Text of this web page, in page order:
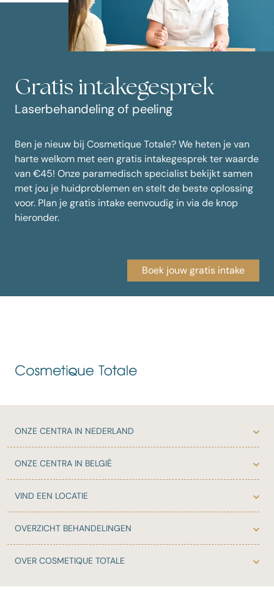
Gratis intakegesprek
Laserbehandeling of peeling
Ben je nieuw bij Cosmetique Totale? We heten je van
harte welkom met een gratis intakegesprek ter waarde
van €45! Onze paramedisch specialist bekijkt samen
met jou je huidproblemen en stelt de beste oplossing
voor. Plan je gratis intake eenvoudig in via de knop
hieronder.
Boek jouw gratis intake
ONZE CENTRA IN NEDERLAND
ONZE CENTRA IN BELGIË
VIND EEN LOCATIE
OVERZICHT BEHANDELINGEN
OVER COSMETIQUE TOTALE